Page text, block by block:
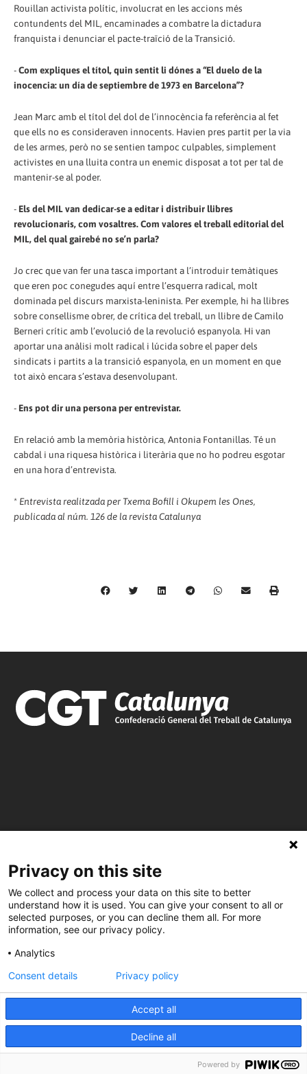
Rouillan activista polític, involucrat en les accions més
contundents del MIL, encaminades a combatre la dictadura
franquista i denunciar el pacte-traïció de la Transició.
-Com expliques el títol, quin sentit li dónes a “El duelo de la
inocencia: un día de septiembre de 1973 en Barcelona”?
Jean Marc amb el títol del dol de l’innocència fa referència al fet
que ells no es consideraven innocents. Havien pres partit per la via
de les armes, però no se sentien tampoc culpables, simplement
activistes en una lluita contra un enemic disposat a tot per tal de
mantenir-se al poder.
- Els del MIL van dedicar-se a editar i distribuir llibres
revolucionaris, com vosaltres. Com valores el treball editorial del
MIL, del qual gairebé no se’n parla?
Jo crec que van fer una tasca important a l’introduir temàtiques
que eren poc conegudes aquí entre l’esquerra radical, molt
dominada pel discurs marxista-leninista. Per exemple, hi ha llibres
sobre consellisme obrer, de crítica del treball, un llibre de Camilo
Berneri crític amb l’evolució de la revolució espanyola. Hi van
aportar una anàlisi molt radical i lúcida sobre el paper dels
sindicats i partits a la transició espanyola, en un moment en que
tot això encara s’estava desenvolupant.
- Ens pot dir una persona per entrevistar.
En relació amb la memòria històrica, Antonia Fontanillas. Té un
cabdal i una riquesa històrica i literària que no ho podreu esgotar
en una hora d’entrevista.
* Entrevista realitzada per Txema Bofill i Okupem les Ones,
publicada al núm. 126 de la revista Catalunya
spccc@ spcgtcatalunya.cat
935 120 481
@CGTCatalunya
cgtcatalunya
cgtcatalunya
Privacy on this site
We collect and process your data on this site to better
understand how it is used. You can give your consent to all or
selected purposes, or you can decline them all. For more
information, see our privacy policy.
Analytics
Accept all
Decline all
Consent details Privacy policy
Powered by